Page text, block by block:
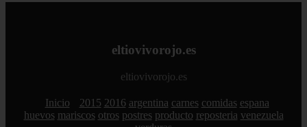
eltiovivorojo.es
eltiovivorojo.es
Inicio 2015 2016 argentina carnes comidas espana
huevos mariscos otros postres producto reposteria venezuela